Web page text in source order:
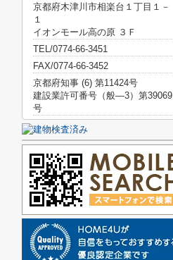
京都府木津川市相楽台１丁目１－
１
イオンモール高の原 ３Ｆ
TEL/0774-66-3451
FAX/0774-66-3452
京都府知事 (6) 第11424号
建設業許可番号（般―3）第39069
号